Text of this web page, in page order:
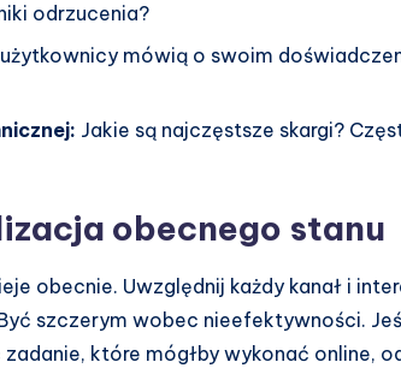
odrzucenia?
mówią o swoim
Jakie są najczęstsze skargi?
obecnego stanu
obecnie. Uwzględnij każdy kanał i
szczerym wobec nieefektywności.
zadanie, które mógłby wykonać online,